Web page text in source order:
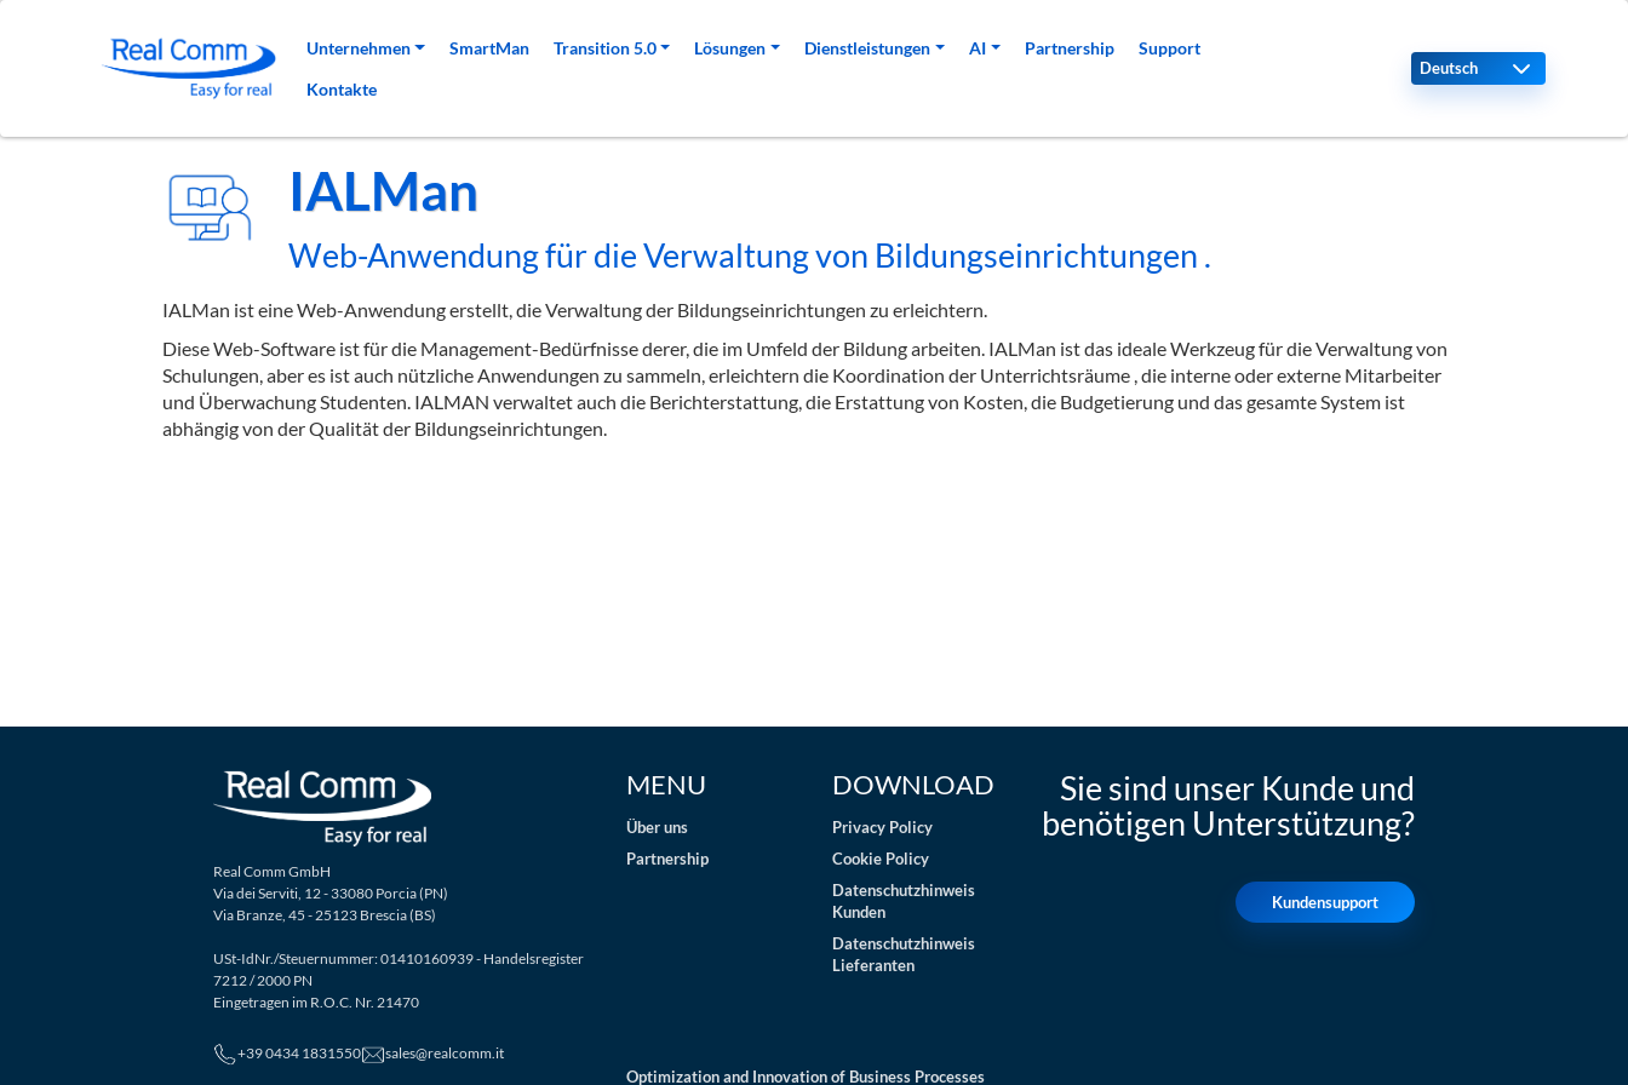
Hauptnavigation
Unternehmen SmartMan Transition 5.0 Lösungen Dienstleistungen AI Partnership
Support
Kontakte
IALMan
Web-Anwendung für die Verwaltung von Bildungseinrichtungen .
IALMan ist eine Web-Anwendung erstellt, die Verwaltung der Bildungseinrichtungen zu erleichtern.
Diese Web-Software ist für die Management-Bedürfnisse derer, die im Umfeld der Bildung arbeiten. IALMan ist das ideale Werkzeug für die Verwaltung von
Schulungen, aber es ist auch nützliche Anwendungen zu sammeln, erleichtern die Koordination der Unterrichtsräume , die interne oder externe Mitarbeiter
und Überwachung Studenten. IALMAN verwaltet auch die Berichterstattung, die Erstattung von Kosten, die Budgetierung und das gesamte System ist
abhängig von der Qualität der Bildungseinrichtungen.
Real Comm GmbH
Via dei Serviti, 12 - 33080 Porcia (PN)
Via Branze, 45 - 25123 Brescia (BS)
USt-IdNr./Steuernummer: 01410160939 - Handelsregister
7212 / 2000 PN
Eingetragen im R.O.C. Nr. 21470
+39 0434 1831550 sales@realcomm.it
MENU
Über uns
Partnership
Optimization and Innovation of Business Processes
DOWNLOAD
Privacy Policy
Cookie Policy
Datenschutzhinweis
Kunden
Datenschutzhinweis
Lieferanten
Sie sind unser Kunde und
benötigen Unterstützung?
Kundensupport